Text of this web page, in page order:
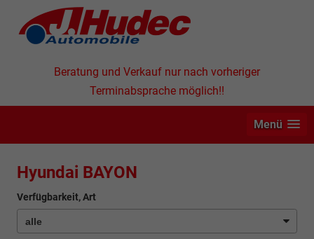
Beratung und Verkauf nur nach vorheriger
Terminabsprache möglich!!
Menü
Hyundai BAYON
Verfügbarkeit, Art